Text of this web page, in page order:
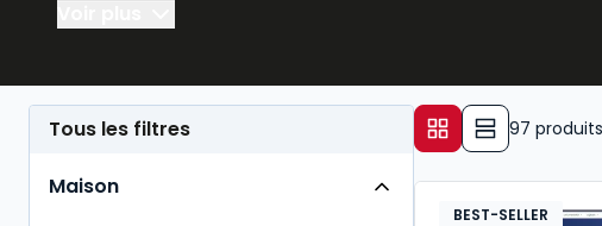
- d’une façon générale, garantir l’application de la
procédure de licenciement
- et assurer des relations sereines avec lesorganismes
Tous les filtres
Maison
97 produits
BEST-SELLER